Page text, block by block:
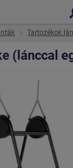
Tartozékok
(lánccal